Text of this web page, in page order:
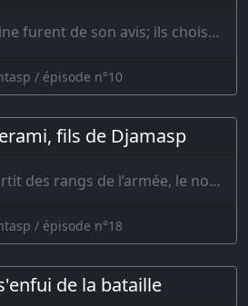
Les braves de la Chine furent de son avis; ils choisirent parmi eux deux hommes, dont l’un…
/ épisode n°10
fils de Djamasp
Alors un cavalier sortit des rangs de l’armée, le noble fils de Djamasp, le Destour du…
/ épisode n°18
de la bataille